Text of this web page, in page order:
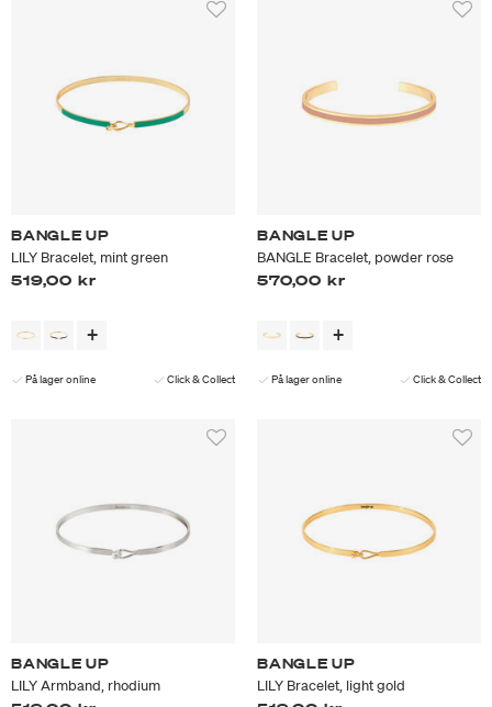
BANGLE UP
LILY Bracelet, mint green
519,00 kr
På lager online Click & Collect
BANGLE UP
BANGLE Bracelet, powder rose
570,00 kr
På lager online Click & Collect
BANGLE UP
LILY Armband, rhodium
BANGLE UP
LILY Bracelet, light gold